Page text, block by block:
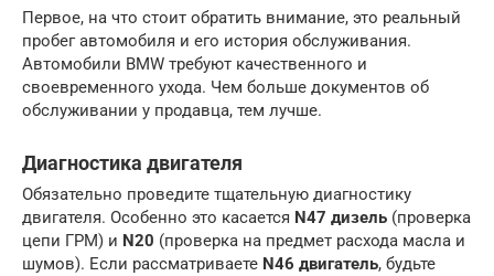
Первое, на что стоит обратить внимание, это реальный
пробег автомобиля и его история обслуживания.
Автомобили BMW требуют качественного и
своевременного ухода. Чем больше документов об
обслуживании у продавца, тем лучше.
Диагностика двигателя
Обязательно проведите тщательную диагностику
двигателя. Особенно это касается N47 дизель (проверка
цепи ГРМ) и N20 (проверка на предмет расхода масла и
шумов). Если рассматриваете N46 двигатель, будьте